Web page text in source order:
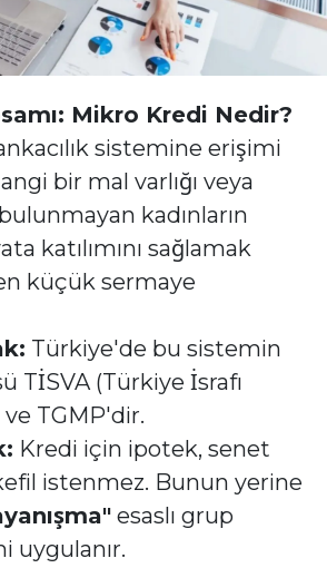
Mikro Kredi Nedir?
sistemine erişimi
bir mal varlığı veya
kadınların
katılımını sağlamak
küçük sermaye
Türkiye'de bu sistemin
TİSVA (Türkiye İsrafı
ve TGMP'dir.
Kredi için ipotek, senet
istenmez. Bunun yerine
esaslı grup
uygulanır.